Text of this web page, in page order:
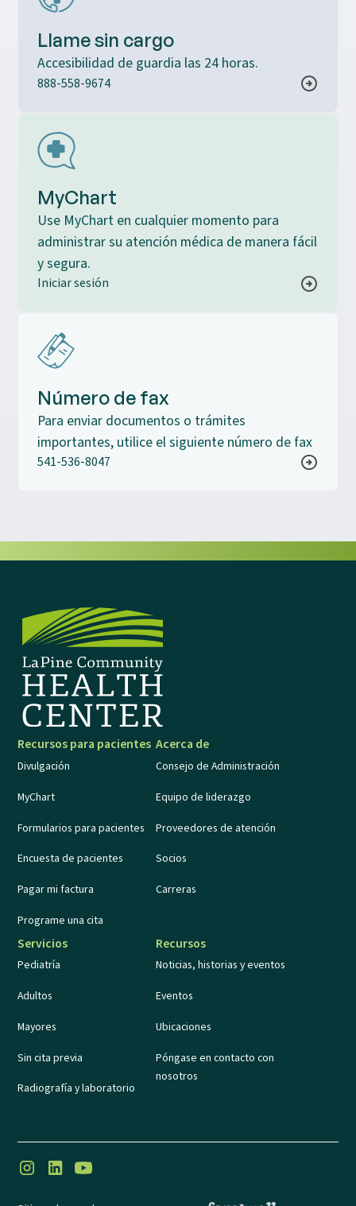
Llame sin cargo
Accesibilidad de guardia las 24 horas.
888-558-9674
MyChart
Use MyChart en cualquier momento para
administrar su atención médica de manera fácil
y segura.
Iniciar sesión
Número de fax
Para enviar documentos o trámites
importantes, utilice el siguiente número de fax
541-536-8047
Recursos para pacientes
Divulgación
MyChart
Formularios para pacientes
Encuesta de pacientes
Pagar mi factura
Programe una cita
Acerca de
Consejo de Administración
Equipo de liderazgo
Proveedores de atención
Socios
Carreras
Servicios
Pediatría
Adultos
Mayores
Sin cita previa
Radiografía y laboratorio
Recursos
Noticias, historias y eventos
Eventos
Ubicaciones
Póngase en contacto con
nosotros